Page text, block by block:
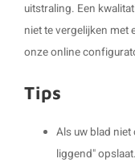
uitstraling. Een
niet te vergelijken met
onze online
Tips
Als uw blad
liggend"